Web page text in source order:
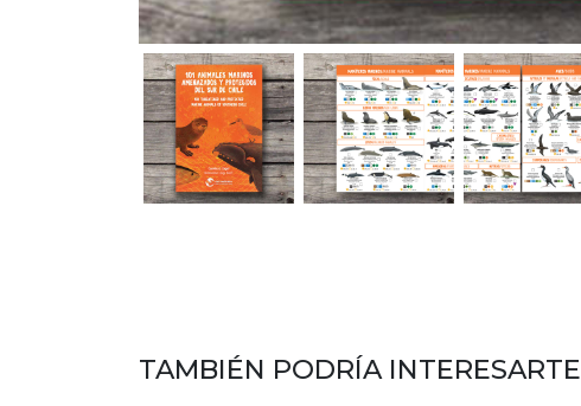
TAMBIÉN PODRÍA INTERESARTE